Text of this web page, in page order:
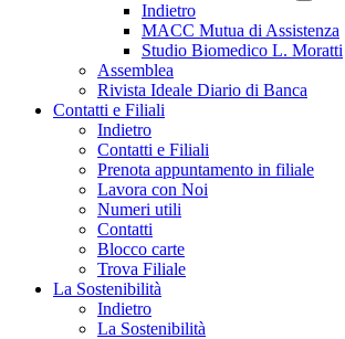
Indietro
MACC Mutua di Assistenza
Studio Biomedico L. Moratti
Assemblea
Rivista Ideale Diario di Banca
Contatti e Filiali
Indietro
Contatti e Filiali
Prenota appuntamento in filiale
Lavora con Noi
Numeri utili
Contatti
Blocco carte
Trova Filiale
La Sostenibilità
Indietro
La Sostenibilità